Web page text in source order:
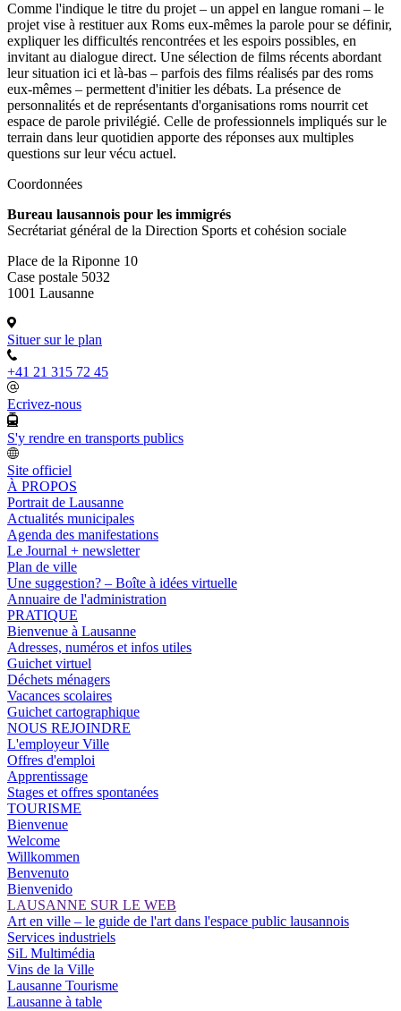
Comme l'indique le titre du projet – un appel en langue romani – le
projet vise à restituer aux Roms eux-mêmes la parole pour se définir,
expliquer les difficultés rencontrées et les espoirs possibles, en
invitant au dialogue direct. Une sélection de films récents abordant
leur situation ici et là-bas – parfois des films réalisés par des roms
eux-mêmes – permettent d'initier les débats. La présence de
personnalités et de représentants d'organisations roms nourrit cet
espace de parole privilégié. Celle de professionnels impliqués sur le
terrain dans leur quotidien apporte des réponses aux multiples
questions sur leur vécu actuel.
Coordonnées
Bureau lausannois pour les immigrés
Secrétariat général de la Direction Sports et cohésion sociale
Place de la Riponne 10
Case postale 5032
1001 Lausanne
Situer sur le plan
+41 21 315 72 45
Ecrivez-nous
S'y rendre en transports publics
Site officiel
À PROPOS
Portrait de Lausanne
Actualités municipales
Agenda des manifestations
Le Journal + newsletter
Plan de ville
Une suggestion? – Boîte à idées virtuelle
Annuaire de l'administration
PRATIQUE
Bienvenue à Lausanne
Adresses, numéros et infos utiles
Guichet virtuel
Déchets ménagers
Vacances scolaires
Guichet cartographique
NOUS REJOINDRE
L'employeur Ville
Offres d'emploi
Apprentissage
Stages et offres spontanées
TOURISME
Bienvenue
Welcome
Willkommen
Benvenuto
Bienvenido
LAUSANNE SUR LE WEB
Art en ville – le guide de l'art dans l'espace public lausannois
Services industriels
SiL Multimédia
Vins de la Ville
Lausanne Tourisme
Lausanne à table